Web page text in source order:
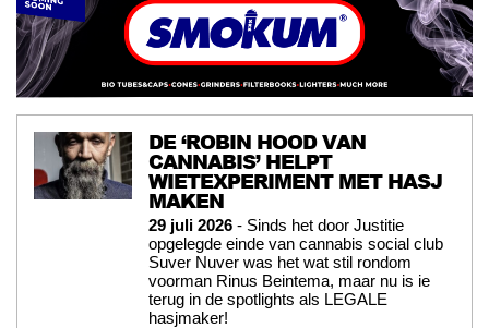
DE ‘ROBIN HOOD VAN
CANNABIS’ HELPT
WIETEXPERIMENT MET HASJ
MAKEN
29 juli 2026 - Sinds het door Justitie
opgelegde einde van cannabis social club
Suver Nuver was het wat stil rondom
voorman Rinus Beintema, maar nu is ie
terug in de spotlights als LEGALE
hasjmaker!